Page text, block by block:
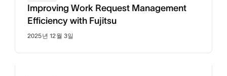
Improving Work Request Management
Efficiency with Fujitsu
2025년 12월 3일